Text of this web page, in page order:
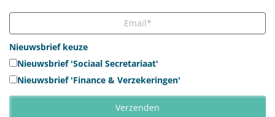
Nieuwsbrief keuze
Nieuwsbrief 'Sociaal Secretariaat'
Nieuwsbrief 'Finance & Verzekeringen'